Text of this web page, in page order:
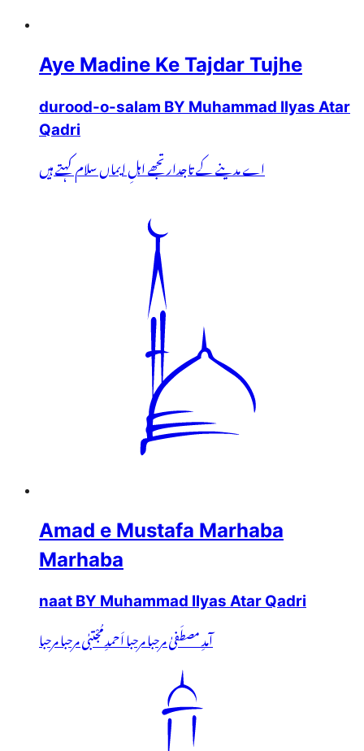
Aye Madine Ke Tajdar Tujhe
durood-o-salam BY Muhammad Ilyas Atar
Qadri
اے مدینے کے تاجدار تجھے اہلِ ایماں سلام کہتے ہیں
Amad e Mustafa Marhaba
Marhaba
naat BY Muhammad Ilyas Atar Qadri
آمدِ مصطَفیٰ مرحبا مرحبا اَحمدِ مُجْتبٰی مرحبا مرحبا